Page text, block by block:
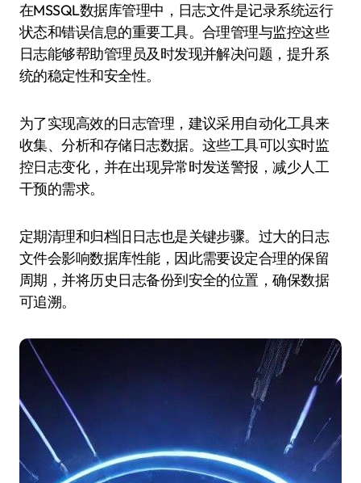
在MSSQL数据库管理中，日志文件是记录系统运行
状态和错误信息的重要工具。合理管理与监控这些
日志能够帮助管理员及时发现并解决问题，提升系
统的稳定性和安全性。
为了实现高效的日志管理，建议采用自动化工具来
收集、分析和存储日志数据。这些工具可以实时监
控日志变化，并在出现异常时发送警报，减少人工
干预的需求。
定期清理和归档旧日志也是关键步骤。过大的日志
文件会影响数据库性能，因此需要设定合理的保留
周期，并将历史日志备份到安全的位置，确保数据
可追溯。